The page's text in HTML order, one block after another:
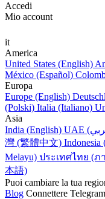
Accedi
Mio account
it
America
United States (English)
México (Español)
Europa
Europe (English)
(Polski) Italia (Italiano)
Asia
India (English)
灣 (繁體中文) Indonesia
Melayu) ประเทศไทย (ภ
本語)
Puoi cambiare la tua
Blog Connettere